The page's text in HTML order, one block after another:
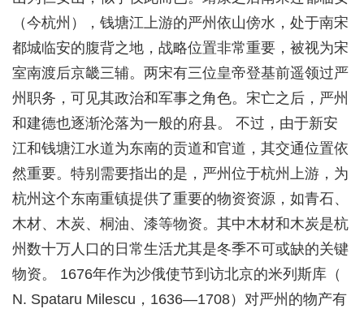
（今杭州），钱塘江上游的严州依山傍水，处于南宋
都城临安的腹背之地，战略位置非常重要，被视为宋
室南渡后京畿三辅。两宋有三位皇帝登基前遥领过严
州职务，可见其政治和军事之角色。宋亡之后，严州
和建德也逐渐沦落为一般的府县。 不过，由于新安
江和钱塘江水道为东南的贡道和官道，其交通位置依
然重要。特别需要指出的是，严州位于杭州上游，为
杭州这个东南重镇提供了重要的物资资源，如青石、
木材、木炭、桐油、漆等物资。其中木材和木炭是杭
州数十万人口的日常生活尤其是冬季不可或缺的关键
物资。 1676年作为沙俄使节到访北京的米列斯库（
N. Spataru Milescu，1636—1708）对严州的物产有